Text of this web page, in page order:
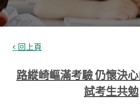
< 回上頁
路縱崎嶇滿考驗 仍懷決
試考生共勉